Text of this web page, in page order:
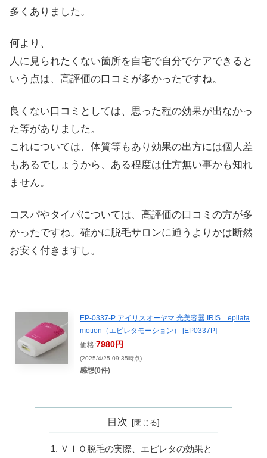
多くありました。
何より、
人に見られたくない箇所を自宅で自分でケアできると
いう点は、高評価の口コミが多かったですね。
良くない口コミとしては、思った程の効果が出なかっ
た等がありました。
これについては、体質等もあり効果の出方には個人差
もあるでしょうから、ある程度は仕方無い事かも知れ
ません。
コスパやタイパについては、高評価の口コミの方が多
かったですね。確かに脱毛サロンに通うよりかは断然
お安く付きますし。
EP-0337-P アイリスオーヤマ 光美容器 IRIS epilata
motion（エピレタモーション） [EP0337P]
価格:7980円
(2025/4/25 09:35時点)
感想(0件)
目次
ＶＩＯ脱毛の実際、エピレタの効果と